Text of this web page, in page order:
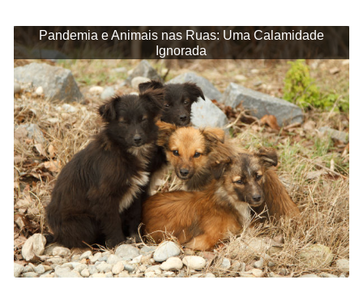
Pandemia e Animais nas Ruas: Uma Calamidade
Ignorada